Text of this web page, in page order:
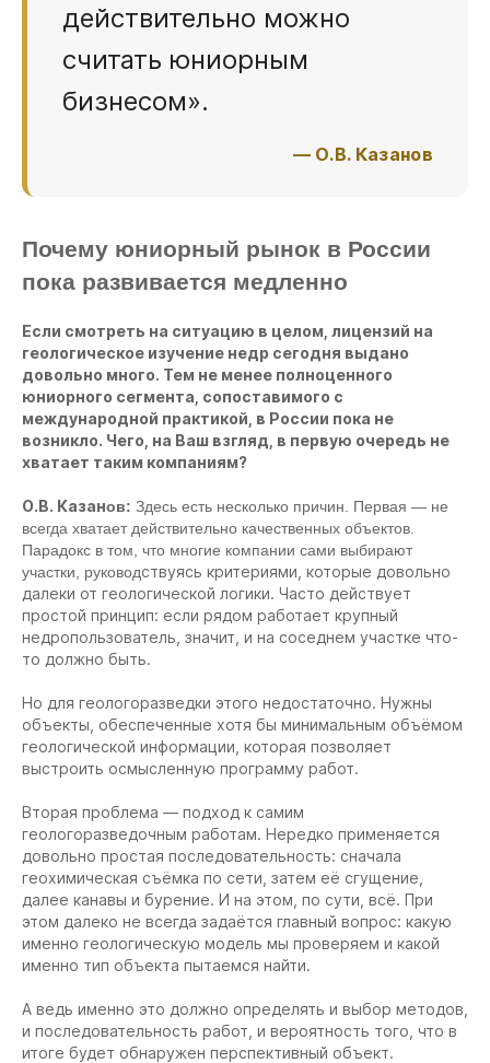
действительно можно
считать юниорным
бизнесом».
— О.В. Казанов
Почему юниорный рынок в России
пока развивается медленно
Если смотреть на ситуацию в целом, лицензий на
геологическое изучение недр сегодня выдано
довольно много. Тем не менее полноценного
юниорного сегмента, сопоставимого с
международной практикой, в России пока не
возникло. Чего, на Ваш взгляд, в первую очередь не
хватает таким компаниям?
О.В. Казанов: Здесь есть несколько причин. Первая — не
всегда хватает действительно качественных объектов.
Парадокс в том, что многие компании сами выбирают
участки, руководствуясь критериями, которые довольно
далеки от геологической логики. Часто действует
простой принцип: если рядом работает крупный
недропользователь, значит, и на соседнем участке что-
то должно быть.
Но для геологоразведки этого недостаточно. Нужны
объекты, обеспеченные хотя бы минимальным объёмом
геологической информации, которая позволяет
выстроить осмысленную программу работ.
Вторая проблема — подход к самим
геологоразведочным работам. Нередко применяется
довольно простая последовательность: сначала
геохимическая съёмка по сети, затем её сгущение,
далее канавы и бурение. И на этом, по сути, всё. При
этом далеко не всегда задаётся главный вопрос: какую
именно геологическую модель мы проверяем и какой
именно тип объекта пытаемся найти.
А ведь именно это должно определять и выбор методов,
и последовательность работ, и вероятность того, что в
итоге будет обнаружен перспективный объект.